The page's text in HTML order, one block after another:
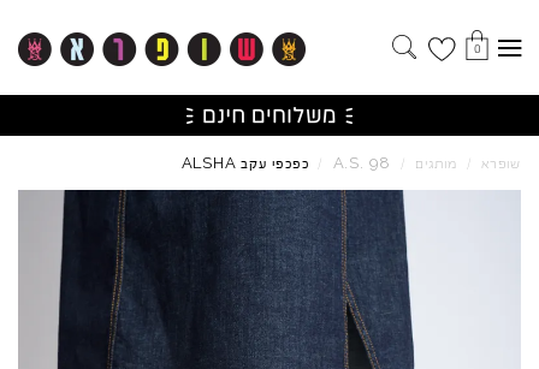
0
שופרא / מותגים /
A.S. 98
/ כפכפי עקב ALSHA